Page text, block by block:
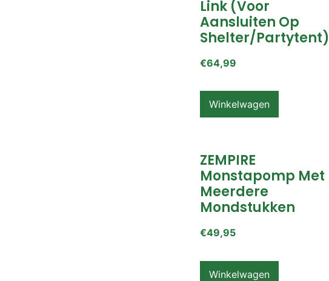
Link (voor
Aansluiten Op
Shelter/partytent)
€64,99
Winkelwagen
ZEMPIRE
Monstapomp Met
Meerdere
Mondstukken
€49,95
Winkelwagen